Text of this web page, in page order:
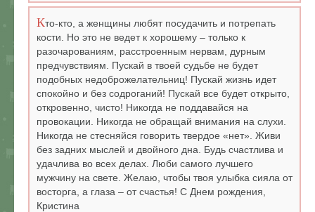
Кто-кто, а женщины любят посудачить и потрепать
кости. Но это не ведет к хорошему – только к
разочарованиям, расстроенным нервам, дурным
предчувствиям. Пускай в твоей судьбе не будет
подобных недоброжелательниц! Пускай жизнь идет
спокойно и без содроганий! Пускай все будет открыто,
откровенно, чисто! Никогда не поддавайся на
провокации. Никогда не обращай внимания на слухи.
Никогда не стесняйся говорить твердое «нет». Живи
без задних мыслей и двойного дна. Будь счастлива и
удачлива во всех делах. Люби самого лучшего
мужчину на свете. Желаю, чтобы твоя улыбка сияла от
восторга, а глаза – от счастья! С Днем рождения,
Кристина